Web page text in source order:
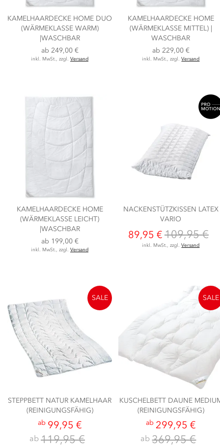
KAMELHAARDECKE HOME DUO
(WÄRMEKLASSE WARM)
|WASCHBAR
ab 249,00 €
inkl. MwSt., zzgl. Versand
KAMELHAARDECKE HOME
(WÄRMEKLASSE MITTEL) |
WASCHBAR
ab 229,00 €
inkl. MwSt., zzgl.Versand
KAMELHAARDECKE HOME
(WÄRMEKLASSE LEICHT)
|WASCHBAR
ab 199,00 €
inkl. MwSt., zzgl. Versand
NACKENSTÜTZKISSEN LATEX
VARIO
89,95 € 109,95 €
inkl. MwSt., zzgl.Versand
STEPPBETT NATUR KAMELHAAR
(REINIGUNGSFÄHIG)
ab 99,95 €
ab 119,95 €
SALE
KUSCHELBETT DAUNE
(REINIGUNGSFÄHIG)
ab 299,95 €
ab369,95 €
SALE